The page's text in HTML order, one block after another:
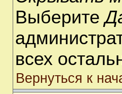
Выберите
всех
Вернуться к